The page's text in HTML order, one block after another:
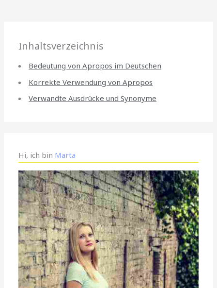
Inhaltsverzeichnis
Bedeutung von Apropos im Deutschen
Korrekte Verwendung von Apropos
Verwandte Ausdrücke und Synonyme
Hi, ich bin Marta